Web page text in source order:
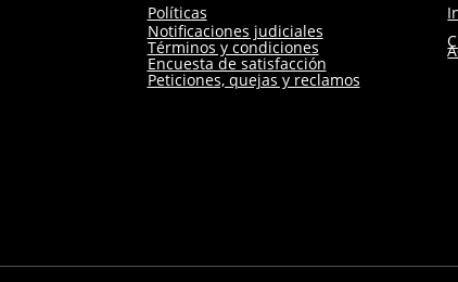
Políticas
Notificaciones judiciales
Términos y condiciones
Encuesta de satisfacción
Peticiones, quejas y reclamos